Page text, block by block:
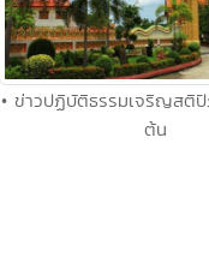
• ข่าวปฏิบัติธรรมเจริญสติ
ต้น